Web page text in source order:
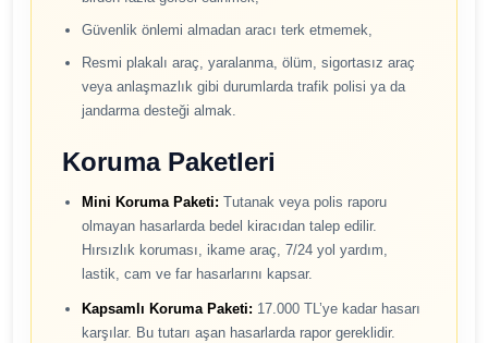
Güvenlik önlemi almadan aracı terk etmemek,
Resmi plakalı araç, yaralanma, ölüm, sigortasız araç
veya anlaşmazlık gibi durumlarda trafik polisi ya da
jandarma desteği almak.
Koruma Paketleri
Mini Koruma Paketi: Tutanak veya polis raporu
olmayan hasarlarda bedel kiracıdan talep edilir.
Hırsızlık koruması, ikame araç, 7/24 yol yardım,
lastik, cam ve far hasarlarını kapsar.
Kapsamlı Koruma Paketi: 17.000 TL’ye kadar hasarı
karşılar. Bu tutarı aşan hasarlarda rapor gereklidir.